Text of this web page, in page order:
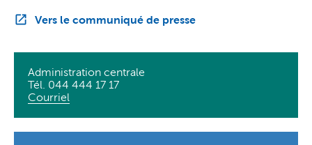
Vers le communiqué de presse
Administration centrale
Tél. 044 444 17 17
Courriel